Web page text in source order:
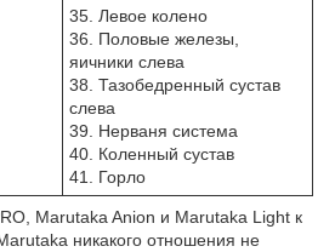
35. Левое колено
36. Половые железы,
яичники слева
38. Тазобедренный сустав
слева
39. Нерваня система
40. Коленный сустав
41. Горло
Marutaka Anion и Marutaka Light к
никакого отношения не